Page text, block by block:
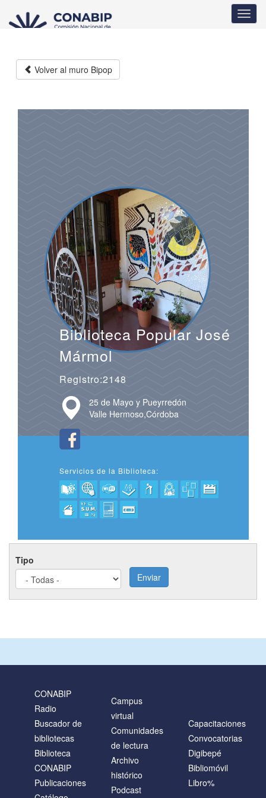
contenido
Volver al muro Bipop
Biblioteca Popular José
Mármol
Registro:2148
25 de Mayo y Pueyrredón
Valle Hermoso,Córdoba
Servicios de la Biblioteca:
Tipo
Enviar
CONABIP
Radio
Buscador de
bibliotecas
Biblioteca
CONABIP
Publicaciones
Campus
virtual
Comunidades
de lectura
Archivo
histórico
Podcast
Capacitaciones
Convocatorias
Digibepé
Bibliomóvil
Libro%